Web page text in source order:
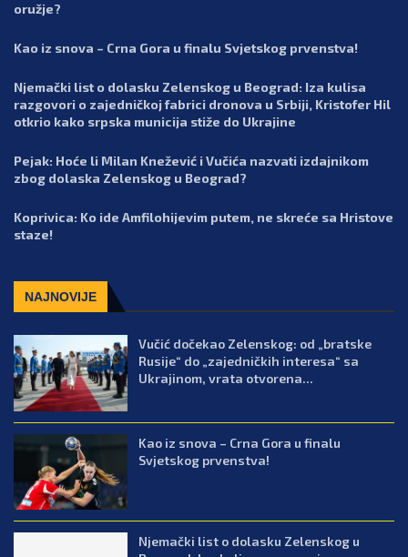
oružje?
Kao iz snova – Crna Gora u finalu Svjetskog prvenstva!
Njemački list o dolasku Zelenskog u Beograd: Iza kulisa
razgovori o zajedničkoj fabrici dronova u Srbiji, Kristofer Hil
otkrio kako srpska municija stiže do Ukrajine
Pejak: Hoće li Milan Knežević i Vučića nazvati izdajnikom
zbog dolaska Zelenskog u Beograd?
Koprivica: Ko ide Amfilohijevim putem, ne skreće sa Hristove
staze!
NAJNOVIJE
Vučić dočekao Zelenskog: od „bratske
Rusije“ do „zajedničkih interesa“ sa
Ukrajinom, vrata otvorena...
Kao iz snova – Crna Gora u finalu
Svjetskog prvenstva!
Njemački list o dolasku Zelenskog u